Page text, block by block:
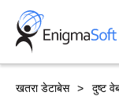
Skip
content
खतरा डेटाबेस दुष्ट